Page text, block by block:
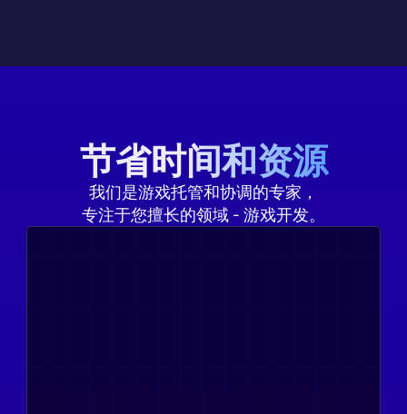
节省时间和资源
我们是游戏托管和协调的专家，
专注于您擅长的领域 - 游戏开发。